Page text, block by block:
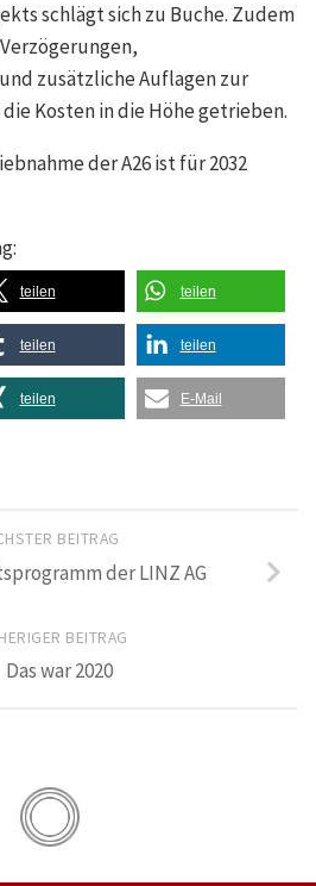
schlägt sich zu Buche. Zudem
zusätzliche Auflagen zur
Kosten in die Höhe getrieben.
der A26 ist für 2032
teilen teilen
teilen teilen
teilen E-Mail
BEITRAG
der LINZ AG
BEITRAG
Das war 2020